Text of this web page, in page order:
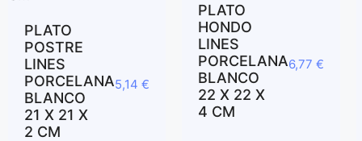
PLATO
POSTRE
LINES
PORCELANA
BLANCO
21 X 21 X
2 CM
5,14 €
PLATO
HONDO
LINES
PORCELANA
BLANCO
22 X 22 X
4 CM
6,77 €